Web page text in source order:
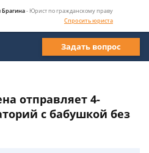
Брагина- Юрист по гражданскому праву
Спросить юриста
Задать вопрос
отправляет 4-
с бабушкой без